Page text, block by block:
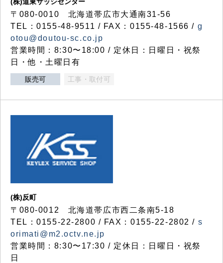
〒080-0010 北海道帯広市大通南31-56
TEL：0155-48-9511 / FAX：0155-48-1566 / g
otou@doutou-sc.co.jp
営業時間：8:30〜18:00 / 定休日：日曜日・祝祭
日・他・土曜日有
販売可 工事・取付可
(株)反町
〒080-0012 北海道帯広市西二条南5-18
TEL：0155-22-2800 / FAX：0155-22-2802 / s
orimati@m2.octv.ne.jp
営業時間：8:30〜17:30 / 定休日：日曜日・祝祭
日